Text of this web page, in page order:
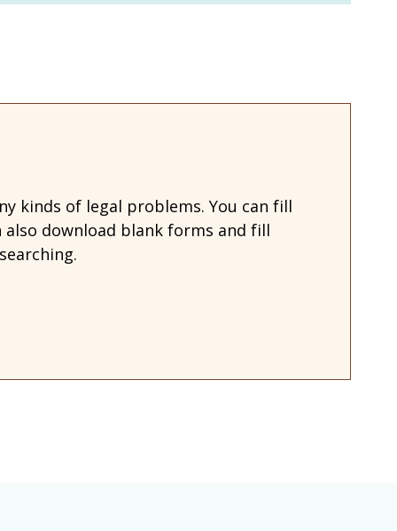
kinds of legal problems. You can fill
download blank forms and fill